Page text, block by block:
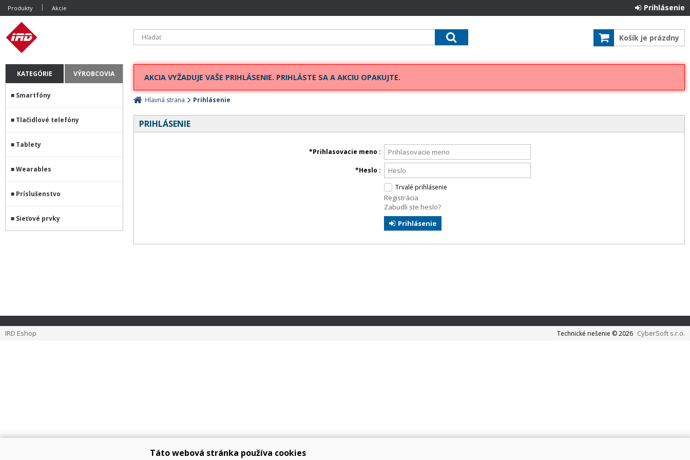
Produkty Akcie Prihlásenie
Košík je prázdny
KATEGÓRIE VÝROBCOVIA
Smartfóny
Tlačidlové telefóny
Tablety
Wearables
Príslušenstvo
Sieťové prvky
AKCIA VYŽADUJE VAŠE PRIHLÁSENIE. PRIHLÁSTE SA A AKCIU OPAKUJTE.
Hlavná strana Prihlásenie
PRIHLÁSENIE
Prihlasovacie meno
Heslo
Trvalé prihlásenie
Registrácia
Zabudli ste heslo?
Prihlásenie
IRD Eshop Technické riešenie © 2026 CyberSoft s.r.o.
Táto webová stránka používa cookies